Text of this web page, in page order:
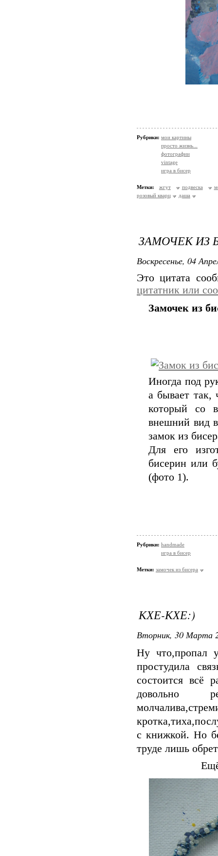
Рубрики: мои картины
просто жизнь...
фотографии
vintage
игра в бисер
Метки: жгут подвеска
розовый кварц
даша
ЗАМОЧЕК ИЗ
Воскресенье, 04
Это цитата
цитатник или
Замочек из
Иногда под
а бывает так,
который со
внешний вид
замок из
Для его
бисерин или
(фото 1).
Рубрики: handmade
игра в бисер
Метки: замочек из бисера
КХЕ-КХЕ:)
Вторник, 30 Марта
Ну что,пропал
простудила
состоится
довольно
с книжкой. Но
труде лишь